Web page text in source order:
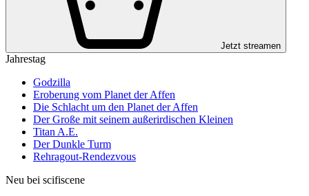
Jetzt streamen
Jahrestag
Godzilla
Eroberung vom Planet der Affen
Die Schlacht um den Planet der Affen
Der Große mit seinem außerirdischen Kleinen
Titan A.E.
Der Dunkle Turm
Rehragout-Rendezvous
Neu bei scifiscene